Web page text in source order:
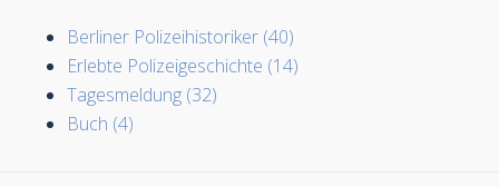
Berliner Polizeihistoriker (40)
Erlebte Polizeigeschichte (14)
Tagesmeldung (32)
Buch (4)